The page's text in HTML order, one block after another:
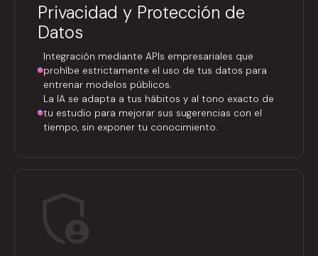
Privacidad y Protección de
Datos
Integración mediante APIs empresariales que
prohíbe estrictamente el uso de tus datos para
entrenar modelos públicos.
La IA se adapta a tus hábitos y al tono exacto de
tu estudio para mejorar sus sugerencias con el
tiempo, sin exponer tu conocimiento.